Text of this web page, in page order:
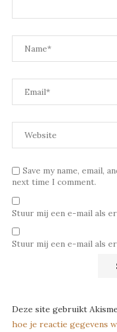
Save my name, email,
next time I comment.
Stuur mij een e-mail als
Stuur mij een e-mail als
Deze site gebruikt
hoe je reactie gegevens